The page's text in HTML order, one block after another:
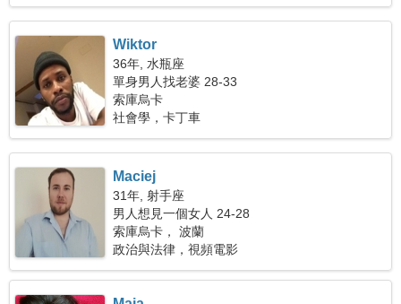
Wiktor
36年, 水瓶座
單身男人找老婆 28-33
索庫烏卡
社會學，卡丁車
Maciej
31年, 射手座
男人想見一個女人 24-28
索庫烏卡， 波蘭
政治與法律，視頻電影